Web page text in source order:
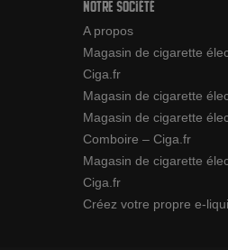
Notre société
A propos
Magasin de cigarette
Ciga.fr
Magasin de cigarette
Magasin de cigarette
Comboire – Ciga.fr
Magasin de cigarette
Ciga.fr
Créez votre propre e-